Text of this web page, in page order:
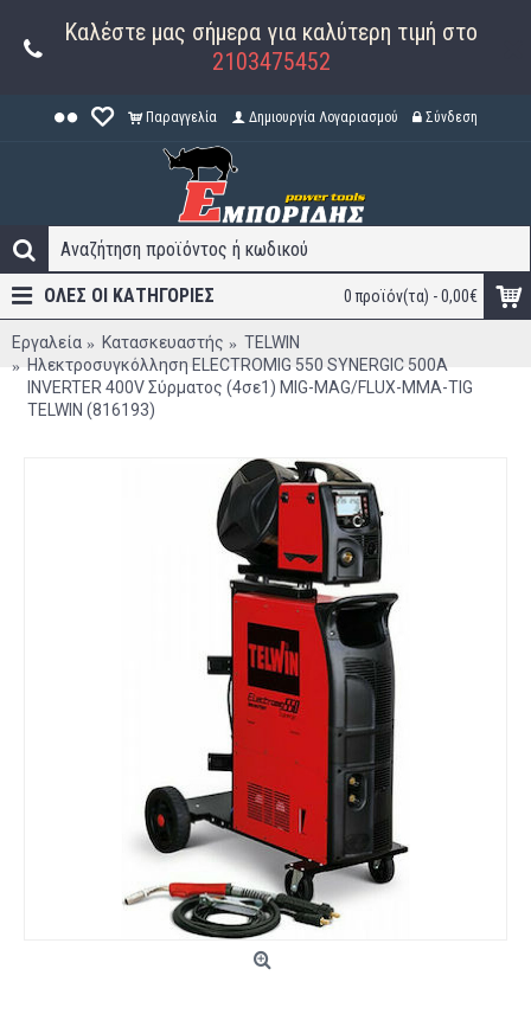
Καλέστε μας σήμερα για καλύτερη τιμή στο
2103475452
Παραγγελία Δημιουργία Λογαριασμού Σύνδεση
0 προϊόν(τα) - 0,00€
ΟΛΕΣ ΟΙ ΚΑΤΗΓΟΡΊΕΣ
Εργαλεία Κατασκευαστής
TELWIN
Ηλεκτροσυγκόλληση ELECTROMIG 550 SYNERGIC 500A
INVERTER 400V Σύρματος (4σε1) MIG-MAG/FLUX-MMA-TIG
TELWIN (816193)